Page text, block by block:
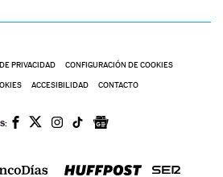
PRIVACIDAD CONFIGURACIÓN DE COOKIES
ACCESIBILIDAD CONTACTO